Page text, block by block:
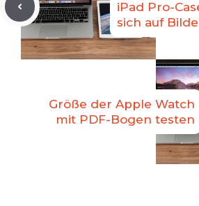
iPad Pro-
sich auf
Größe der Apple Watch
mit PDF-Bogen testen